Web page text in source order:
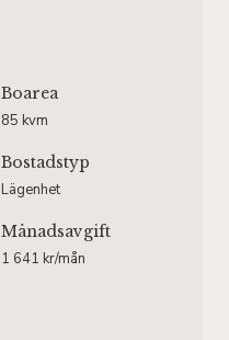
Boarea
85 kvm
Bostadstyp
Lägenhet
Månadsavgift
1 641 kr/mån